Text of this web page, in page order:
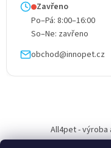
Zavřeno
Po–Pá: 8:00–16:00
So–Ne: zavřeno
obchod@innopet.cz
All4pet -